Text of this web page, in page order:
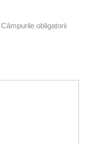
Câmpurile obligatorii